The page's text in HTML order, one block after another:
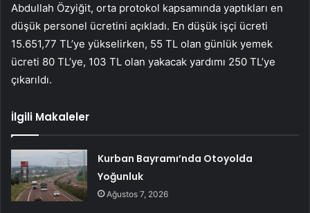
Abdullah Özyiğit, orta protokol kapsamında yaptıkları en
düşük personel ücretini açıkladı. En düşük işçi ücreti
15.651,77 TL’ye yükselirken, 55 TL olan günlük yemek
ücreti 80 TL’ye, 103 TL olan yakacak yardımı 250 TL’ye
çıkarıldı.
İlgili Makaleler
Kurban Bayramı’nda Otoyolda
Yoğunluk
Ağustos 7, 2026